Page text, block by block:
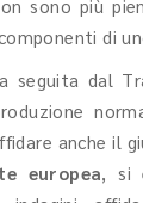
sono più
di
seguita dal
anche il
europea ,